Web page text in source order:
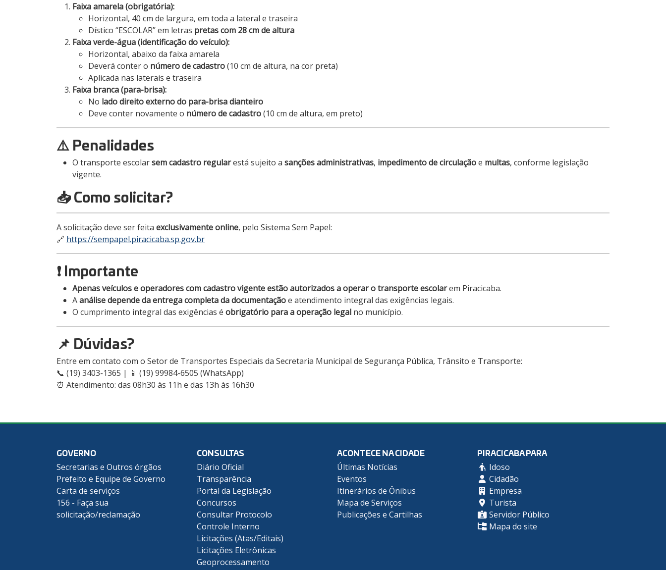
Faixa amarela (obrigatória):
Horizontal, 40 cm de largura, em toda a lateral e traseira
Dístico “ESCOLAR” em letras pretas com 28 cm de altura
Faixa verde-água (identificação do veículo):
Horizontal, abaixo da faixa amarela
Deverá conter o número de cadastro(10 cm de altura, na cor preta)
Aplicada nas laterais e traseira
Faixa branca (para-brisa):
No lado direito externo do para-brisa dianteiro
Deve conter novamente o número de cadastro(10 cm de altura, em preto)
⚠️ Penalidades
O transporte escolarsem cadastro regularestá sujeito a sanções administrativas, impedimento de circulaçãoe multas, conforme legislação
vigente.
📥 Como solicitar?
A solicitação deve ser feita exclusivamente online, pelo Sistema Sem Papel:
🔗 https://sempapel.piracicaba.sp.gov.br
❗ Importante
Apenas veículos e operadores com cadastro vigente estão autorizados a operar o transporte escolarem Piracicaba.
Aanálise depende da entrega completa da documentaçãoe atendimento integral das exigências legais.
O cumprimento integral das exigências é obrigatório para a operação legal no município.
📌 Dúvidas?
Entre em contato com o Setor de Transportes Especiais da Secretaria Municipal de Segurança Pública, Trânsito e Transporte:
📞 (19) 3403-1365 | 📱 (19) 99984-6505 (WhatsApp)
⏰ Atendimento: das 08h30 às 11h e das 13h às 16h30
GOVERNO
Secretarias e Outros órgãos
Prefeito e Equipe de Governo
Carta de serviços
156 - Faça sua
solicitação/reclamação
CONSULTAS
Diário Oficial
Transparência
Portal da Legislação
Concursos
Consultar Protocolo
Controle Interno
Licitações (Atas/Editais)
Licitações Eletrônicas
Geoprocessamento
ACONTECE NA CIDADE
Últimas Notícias
Eventos
Itinerários de Ônibus
Mapa de Serviços
Publicações e Cartilhas
PIRACICABA PARA
Idoso
Cidadão
Empresa
Turista
Servidor Público
Mapa do site